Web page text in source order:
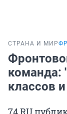
СТРАНА И МИР
команда:
классов
74.RU